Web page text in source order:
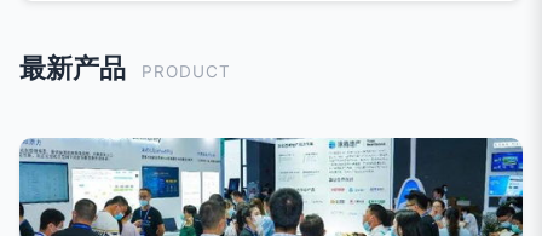
最新产品 PRODUCT